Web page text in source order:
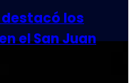
los
el San Juan